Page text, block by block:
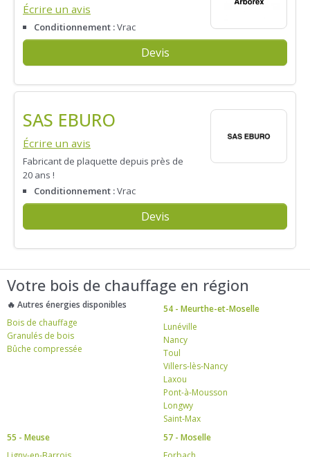
Écrire un avis
Conditionnement :Vrac
Devis
SAS EBURO
Écrire un avis
Fabricant de plaquette depuis près de
20 ans !
Conditionnement :Vrac
Devis
Votre bois de chauffage en région
🔥 Autres énergies disponibles
Bois de chauffage
Granulés de bois
Bûche compressée
54 - Meurthe-et-Moselle
Lunéville
Nancy
Toul
Villers-lès-Nancy
Laxou
Pont-à-Mousson
Longwy
Saint-Max
55 - Meuse
57 - Moselle